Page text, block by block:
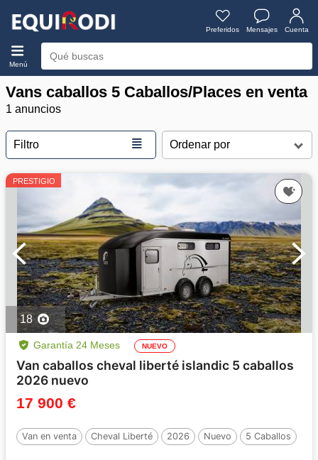
Preferidos Mensajes Cuenta
Menú
Vans caballos 5 Caballos/Places en venta
1 anuncios
Filtro ≣
PRESTIGIO
18
Garantía 24 Meses NUEVO
Van caballos cheval liberté islandic 5 caballos
2026 nuevo
17 900 €
Van en venta Cheval Liberté 2026 Nuevo 5 Caballos